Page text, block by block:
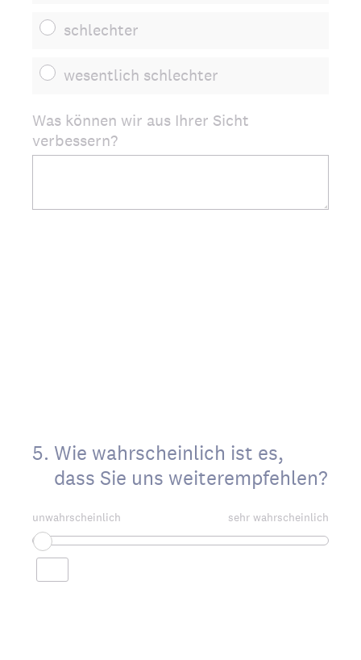
schlechter
wesentlich schlechter
Was können wir aus Ihrer Sicht
verbessern?
5. Wie wahrscheinlich ist es,
dass Sie uns weiterempfehlen?
unwahrscheinlich sehr wahrscheinlich